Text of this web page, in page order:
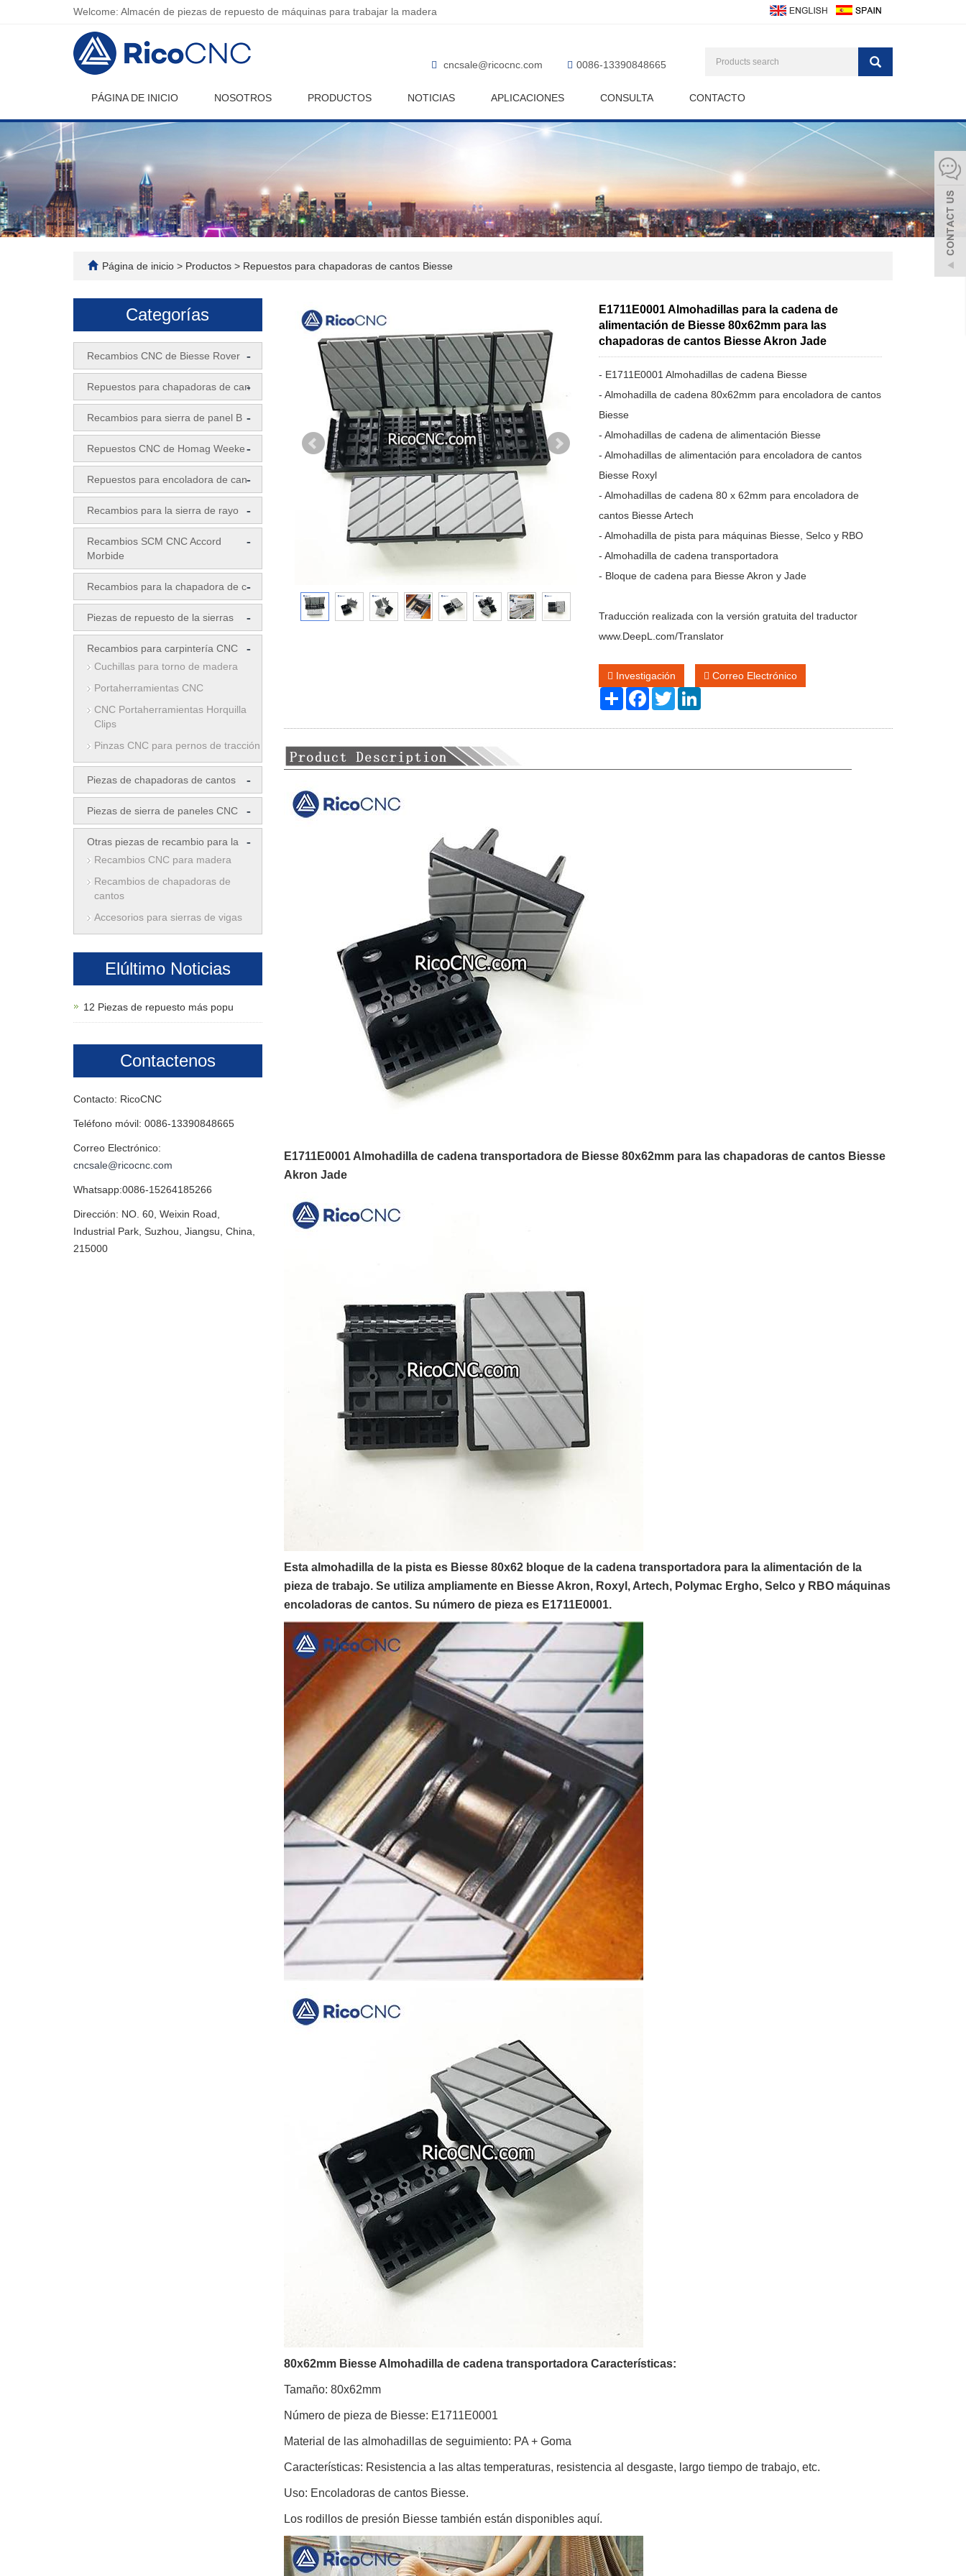
Welcome: Almacén de piezas de repuesto de máquinas para trabajar la madera
cncsale@ricocnc.com 0086-13390848665
PÁGINA DE INICIO NOSOTROS PRODUCTOS NOTICIAS APLICACIONES CONSULTA CONTACTO
Página de inicio > Productos > Repuestos para chapadoras de cantos Biesse
E1711E0001 Almohadillas para la cadena de
alimentación de Biesse 80x62mm para las
chapadoras de cantos Biesse Akron Jade
- E1711E0001 Almohadillas de cadena Biesse
- Almohadilla de cadena 80x62mm para encoladora de cantos
Biesse
- Almohadillas de cadena de alimentación Biesse
- Almohadillas de alimentación para encoladora de cantos
Biesse Roxyl
- Almohadillas de cadena 80 x 62mm para encoladora de
cantos Biesse Artech
- Almohadilla de pista para máquinas Biesse, Selco y RBO
- Almohadilla de cadena transportadora
- Bloque de cadena para Biesse Akron y Jade
Traducción realizada con la versión gratuita del traductor
www.DeepL.com/Translator
Investigación
Correo Electrónico
Share FacebookTwitter
E1711E0001 Almohadilla de cadena transportadora de Biesse 80x62mm para las chapadoras de cantos Biesse
Akron Jade
Esta almohadilla de la pista es Biesse 80x62 bloque de la cadena transportadora para la alimentación de la
pieza de trabajo. Se utiliza ampliamente en Biesse Akron, Roxyl, Artech, Polymac Ergho, Selco y RBO máquinas
encoladoras de cantos. Su número de pieza es E1711E0001.
80x62mm Biesse Almohadilla de cadena transportadora Características:
Tamaño: 80x62mm
Número de pieza de Biesse: E1711E0001
Material de las almohadillas de seguimiento: PA + Goma
Características: Resistencia a las altas temperaturas, resistencia al desgaste, largo tiempo de trabajo, etc.
Uso: Encoladoras de cantos Biesse.
Los rodillos de presión Biesse también están disponibles aquí.
Categorías
Recambios CNC de Biesse Rover -
Repuestos para chapadoras de can-
Recambios para sierra de panel B -
Repuestos CNC de Homag Weeke-
Repuestos para encoladora de can-
Recambios para la sierra de rayo -
Recambios SCM CNC Accord
Morbide
-
Recambios para la chapadora de c-
Piezas de repuesto de la sierras -
Recambios para carpintería CNC -
Cuchillas para torno de madera
Portaherramientas CNC
CNC Portaherramientas Horquilla
Clips
Pinzas CNC para pernos de tracción
Piezas de chapadoras de cantos -
Piezas de sierra de paneles CNC -
Otras piezas de recambio para la -
Recambios CNC para madera
Recambios de chapadoras de
cantos
Accesorios para sierras de vigas
Elúltimo Noticias
12 Piezas de repuesto más popu
Contactenos
Contacto: RicoCNC
Teléfono móvil: 0086-13390848665
Correo Electrónico:
cncsale@ricocnc.com
Whatsapp:0086-15264185266
Dirección: NO. 60, Weixin Road,
Industrial Park, Suzhou, Jiangsu, China,
215000